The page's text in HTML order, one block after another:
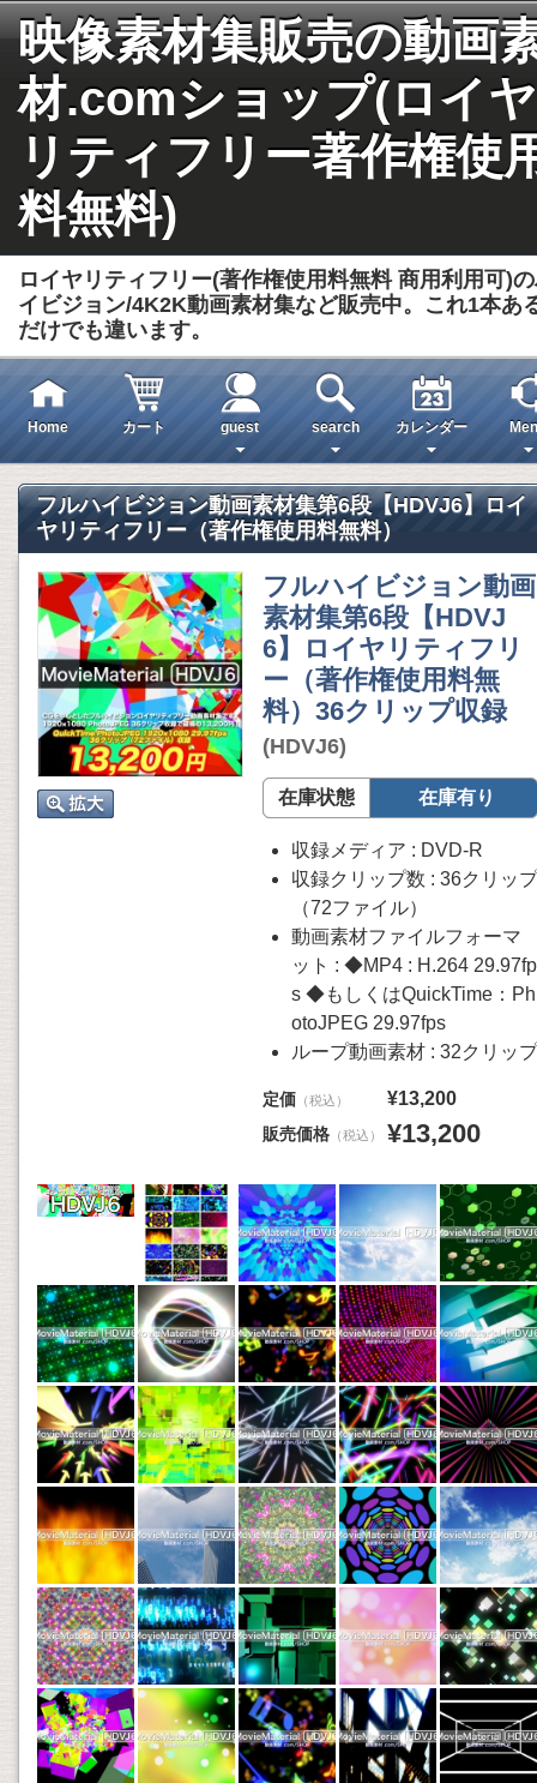
映像素材集販売の動画
材.comショップ(ロイヤ
リティフリー著作権使
料無料)
ロイヤリティフリー(著作権使用料無料 商用利用可)
イビジョン/4K2K動画素材集など販売中。これ1本あ
だけでも違います。
Home カート guest search カレンダー
フルハイビジョン動画素材集第6段【HDVJ6】ロイ
ヤリティフリー（著作権使用料無料）
フルハイビジョン動画
素材集第6段【HDVJ
6】ロイヤリティフリ
ー（著作権使用料無
料）36クリップ収録
(HDVJ6)
在庫状態 在庫有り
収録メディア : DVD-R
収録クリップ数 : 36クリップ
（72ファイル）
動画素材ファイルフォーマ
ット : ◆MP4 : H.264 29.97fp
s ◆もしくはQuickTime：Ph
otoJPEG 29.97fps
ループ動画素材 : 32クリップ
定価 （税込） ¥13,200
販売価格 （税込） ¥13,200